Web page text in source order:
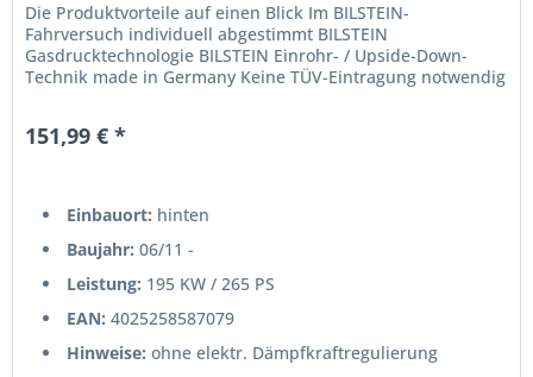
Die Produktvorteile auf einen Blick Im BILSTEIN-
Fahrversuch individuell abgestimmt BILSTEIN
Gasdrucktechnologie BILSTEIN Einrohr- / Upside-Down-
Technik made in Germany Keine TÜV-Eintragung notwendig
151,99 € *
Einbauort: hinten
Baujahr: 06/11 -
Leistung: 195 KW / 265 PS
EAN: 4025258587079
Hinweise: ohne elektr. Dämpfkraftregulierung